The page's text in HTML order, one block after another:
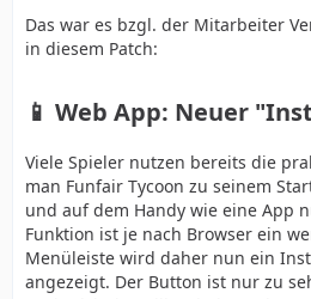
Das war es bzgl. der Mitarbeiter
in diesem Patch:
📱 Web App: Neuer
Viele Spieler nutzen bereits die
man Funfair Tycoon zu seinem
und auf dem Handy wie eine App
Funktion ist je nach Browser ein
Menüleiste wird daher nun ein
angezeigt. Der Button ist nur zu